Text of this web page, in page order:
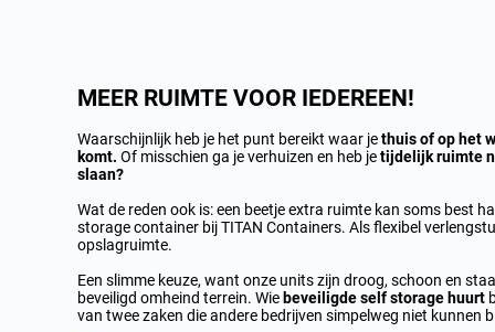
MEER RUIMTE VOOR IEDEREEN!
Waarschijnlijk heb je het punt bereikt waar jethuis of op het
komt. Of misschien ga je verhuizen en heb jetijdelijkruimte
slaan?
Wat de reden ook is: een beetje extra ruimte kan soms best
storage container bij TITAN Containers. Als flexibel
opslagruimte.
Een slimme keuze, want onze units zijn droog, schoon en
beveiligd omheind terrein. Wie beveiligde self storage huurt
van twee zaken die andere bedrijven simpelweg niet kunnen